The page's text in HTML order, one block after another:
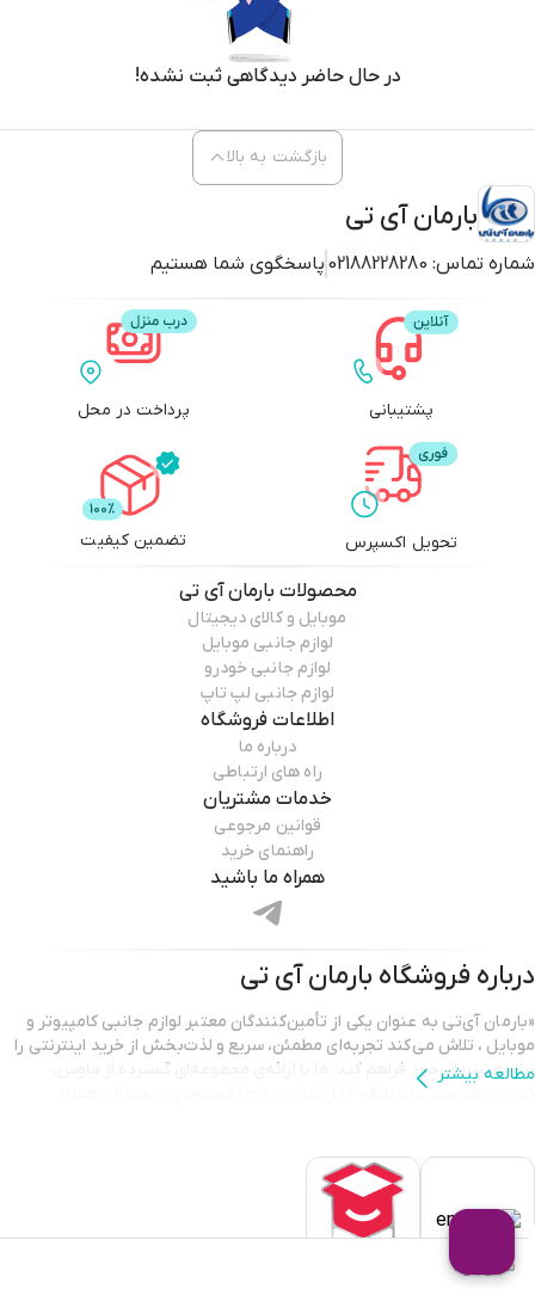
ناموجود
در حال حاضر دیدگاهی ثبت نشده!
بارمان آی تی
شماره تماس: 02188228280 پاسخگوی شما هستیم
بازگشت به بالا
پشتیبانی پرداخت در محل
تحویل اکسپرس تضمین کیفیت
محصولات بارمان آی تی
موبایل و کالای دیجیتال
لوازم جانبی موبایل
لوازم جانبی خودرو
لوازم جانبی لپ تاپ
اطلاعات فروشگاه
درباره ما
راه های ارتباطی
خدمات مشتریان
قوانین مرجوعی
راهنمای خرید
همراه ما باشید
درباره فروشگاه بارمان آی تی
«بارمان آی‌تی به عنوان یکی از تأمین‌کنندگان معتبر لوازم جانبی کامپیوتر و
موبایل ، تلاش می‌کند تجربه‌ای مطمئن، سریع و لذت‌بخش از خرید اینترنتی را
برای مشتریان خود فراهم کند. ما با ارائه‌ی مجموعه‌ای گسترده از ماوس،
کیبورد، هدست، پاوربانک، کابل شارژ ،و انواع گجت‌های دیجیتال، همراه
تمامی محصولات ارائه شده در بارمان آی‌تی دارای اصالت و گارانتی معتبر
هستند تا مشتریان با اطمینان کامل خرید کنند. تیم پشتیبانی ما نیز همیشه
آماده‌ی پاسخگویی و راهنمایی است تا شما بهترین انتخاب را متناسب با نیاز
خود داشته باشید. انتخاب بارمان آی‌تی یعنی انتخاب کیفیت، قیمت مناسب و
خریدی آسان.»
مطالعه بیشتر